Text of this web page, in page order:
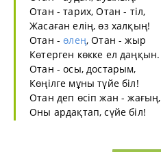
Отан - тарих, Отан - тіл,
Жасаған елің, өз халқың!
Отан -өлең, Отан - жыр
Көтерген көкке ел даңқын.
Отан - осы, достарым,
Көңілге мұны түйе біл!
Отан деп өсіп жан - жағың,
Оны ардақтап, сүйе біл!